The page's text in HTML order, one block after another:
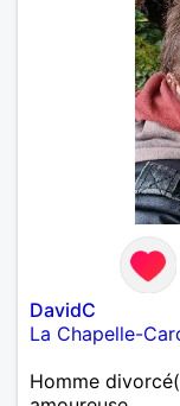
DavidC
La Chapelle-
Homme